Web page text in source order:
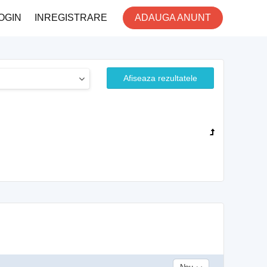
ADAUGA ANUNT
INREGISTRARE
Afiseaza rezultatele